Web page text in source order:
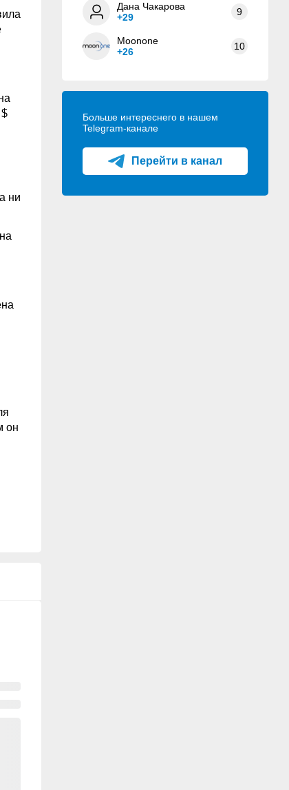
ни
он
Дана Чакарова
+29
9
Moonone
+26
10
Больше интереснего в нашем
Telegram-канале
Перейти в канал